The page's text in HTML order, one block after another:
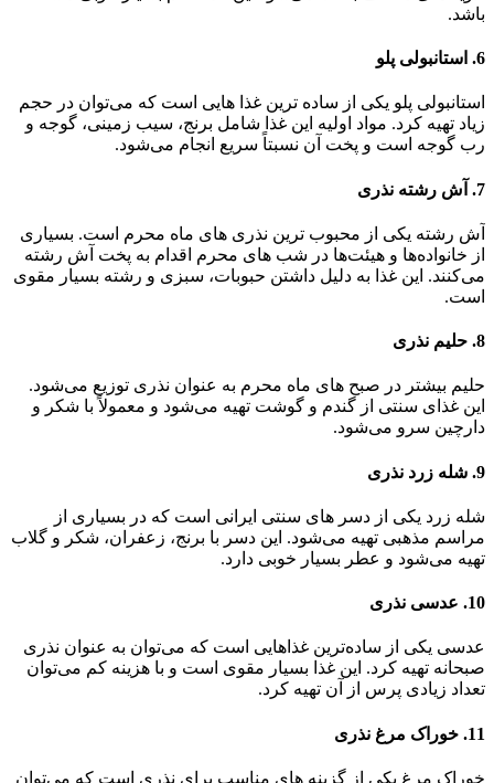
باشد.
6. استانبولی پلو
استانبولی پلو یکی از ساده‌ ترین غذا هایی است که می‌توان در حجم
زیاد تهیه کرد. مواد اولیه این غذا شامل برنج، سیب زمینی، گوجه و
رب گوجه است و پخت آن نسبتاً سریع انجام می‌شود.
7. آش رشته نذری
آش رشته یکی از محبوب‌ ترین نذری‌ های ماه محرم است. بسیاری
از خانواده‌ها و هیئت‌ها در شب‌ های محرم اقدام به پخت آش رشته
می‌کنند. این غذا به دلیل داشتن حبوبات، سبزی و رشته بسیار مقوی
است.
8. حلیم نذری
حلیم بیشتر در صبح‌ های ماه محرم به عنوان نذری توزیع می‌شود.
این غذای سنتی از گندم و گوشت تهیه می‌شود و معمولاً با شکر و
دارچین سرو می‌شود.
9. شله زرد نذری
شله زرد یکی از دسر های سنتی ایرانی است که در بسیاری از
مراسم مذهبی تهیه می‌شود. این دسر با برنج، زعفران، شکر و گلاب
تهیه می‌شود و عطر بسیار خوبی دارد.
10. عدسی نذری
عدسی یکی از ساده‌ترین غذاهایی است که می‌توان به عنوان نذری
صبحانه تهیه کرد. این غذا بسیار مقوی است و با هزینه کم می‌توان
تعداد زیادی پرس از آن تهیه کرد.
11. خوراک مرغ نذری
خوراک مرغ یکی از گزینه‌ های مناسب برای نذری است که می‌توان